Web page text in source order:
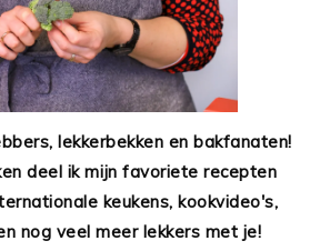
lekkerbekken en bakfanaten!
deel ik mijn favoriete recepten
keukens, kookvideo's,
nog veel meer lekkers met je!